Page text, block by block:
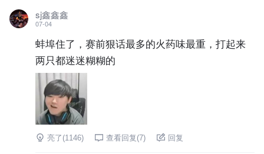
sj鑫鑫鑫
07-04
蚌埠住了，赛前狠话最多的火药味最重，打起来
两只都迷迷糊糊的
亮了(1146) 查看回复(7) 回复